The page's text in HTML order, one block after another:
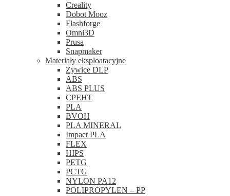
Creality
Dobot Mooz
Flashforge
Omni3D
Prusa
Snapmaker
Materiały eksploatacyjne
Żywice DLP
ABS
ABS PLUS
CPEHT
PLA
BVOH
PLA MINERAL
Impact PLA
FLEX
HIPS
PETG
PCTG
NYLON PA12
POLIPROPYLEN – PP